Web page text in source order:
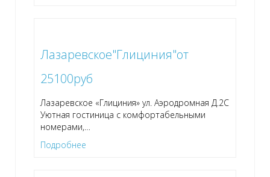
Лазаревское"Глициния"от
25100руб
Лазаревское «Глициния» ул. Аэродромная Д.2С
Уютная гостиница с комфортабельными
номерами,…
Подробнее